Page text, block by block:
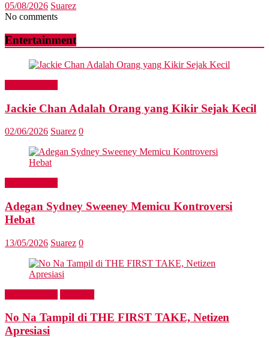
05/08/2026 Suarez
No comments
Entertainment
Jackie Chan Adalah Orang yang Kikir Sejak Kecil
02/06/2026 Suarez 0
Adegan Sydney Sweeney Memicu Kontroversi
Hebat
13/05/2026 Suarez 0
No Na Tampil di THE FIRST TAKE, Netizen
Apresiasi